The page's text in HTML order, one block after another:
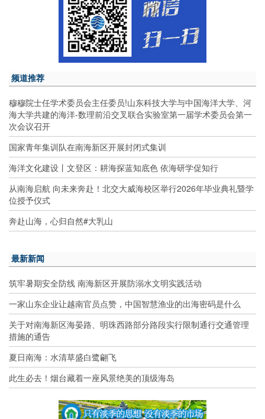
频道推荐
穆穆院士任学术委员会主任委员!山东科技大学与中国海洋大学、河
海大学共建的海洋-数理前沿交叉联合实验室第一届学术委员会第一
次会议召开
国家青年集训队在南海新区开展封闭式集训
海洋文化建设丨文登区：耕海探蓝知底色 依海研学促知行
从南海启航 向未来奔赴！北交大威海校区举行2026年毕业典礼暨学
位授予仪式
奔赴山海，心归自然#大乳山
最新新闻
筑牢暑期安全防线 南海新区开展防溺水文明实践活动
一家山东企业让越南官员点赞，中国智慧渔业的出海密码是什么
关于对南海新区海晏路、明珠西路部分路段实行限制通行交通管理
措施的通告
夏日南海：水清草盛白鹭翩飞
此生必去！烟台藏着一座风景绝美的顶级海岛